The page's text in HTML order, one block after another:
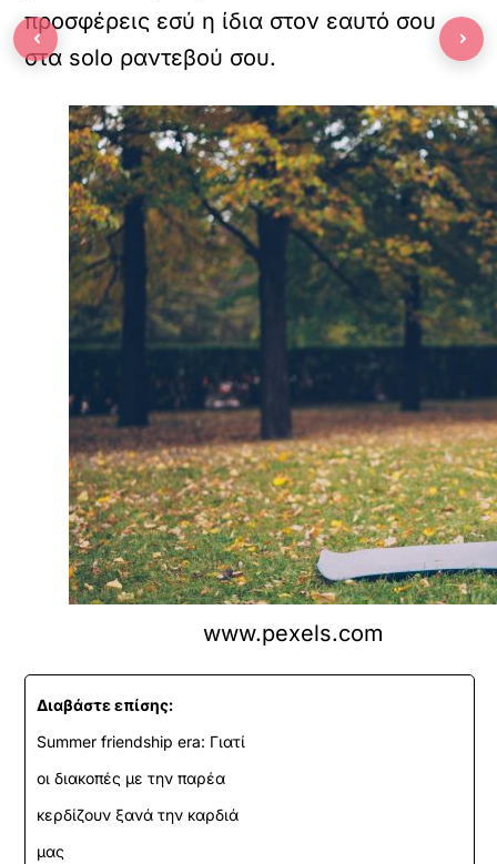
προσφέρεις εσύ η ίδια στον εαυτό σου
στα solo ραντεβού σου.
www.pexels.com
Διαβάστε επίσης:
Summer friendship era: Γιατί
οι διακοπές με την παρέα
κερδίζουν ξανά την καρδιά
μας
‹ ›